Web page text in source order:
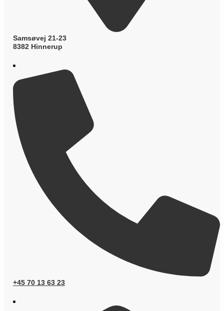
Samsøvej 21-23
8382 Hinnerup
+45 70 13 63 23